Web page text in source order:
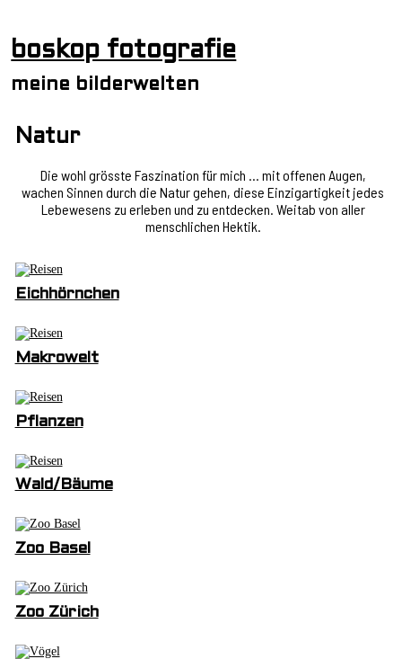
boskop fotografie
meine bilderwelten
Natur
Die wohl grösste Faszination für mich … mit offenen Augen,
wachen Sinnen durch die Natur gehen, diese Einzigartigkeit jedes
Lebewesens zu erleben und zu entdecken. Weitab von aller
menschlichen Hektik.
Eichhörnchen
Makrowelt
Pflanzen
Wald/Bäume
Zoo Basel
Zoo Zürich